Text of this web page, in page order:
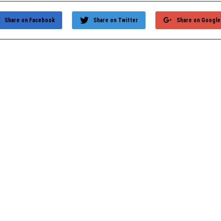
Share on
Share on Twitter
Share on Facebook